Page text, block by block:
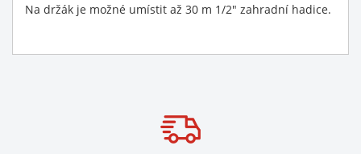
Na držák je možné umístit až 30 m 1/2" zahradní hadice.